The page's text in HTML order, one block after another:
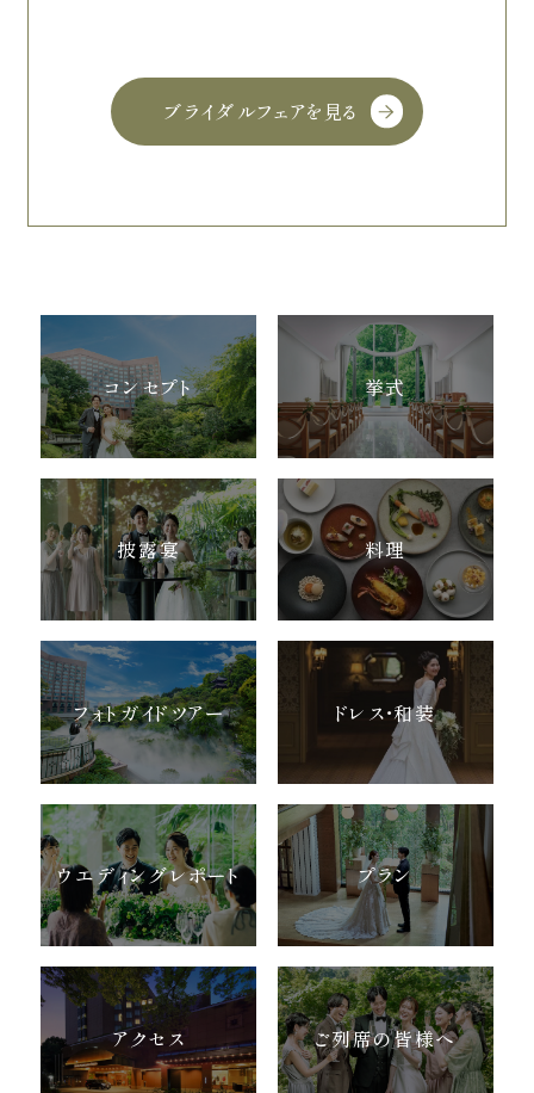
ブライダルフェアを見る
コンセプト 挙式
披露宴 料理
フォトガイドツアー ドレス・和装
ウエディングレポート プラン
アクセス ご列席の皆様へ